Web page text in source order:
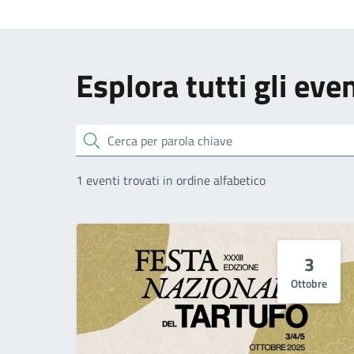
Esplora tutti gli
Cerca
1 eventi trovati in ordine alfabetico
3
Ottobre